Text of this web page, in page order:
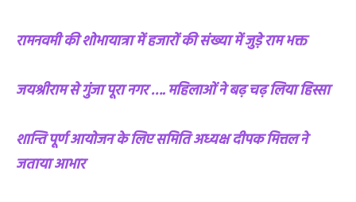
रामनवमी की शोभायात्रा में हजारों की संख्या में जुड़े राम भक्त
जयश्रीराम से गुंजा पूरा नगर …. महिलाओं ने बढ़ चढ़ लिया हिस्सा
शान्ति पूर्ण आयोजन के लिए समिति अध्यक्ष दीपक मित्तल ने
जताया आभार